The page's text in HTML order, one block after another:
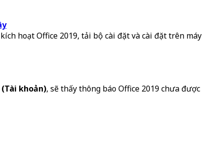
hoạt Office 2019, tải bộ cài đặt và cài đặt trên máy
khoản), sẽ thấy thông báo Office 2019 chưa được